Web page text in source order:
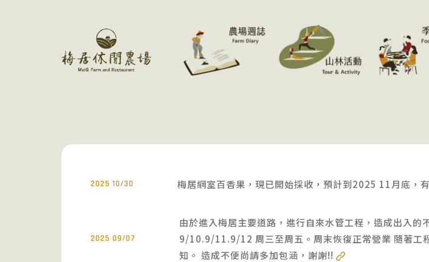
2025 10/30 梅居網室百香果，現已開始採收，預計到2025 11月底，
2025 09/07
由於進入梅居主要道路，進行自來水管工程，造成出入的
9/10.9/11.9/12 周三至周五。周末恢復正常營業 隨著工
知。 造成不便尚請多加包涵，謝謝!!